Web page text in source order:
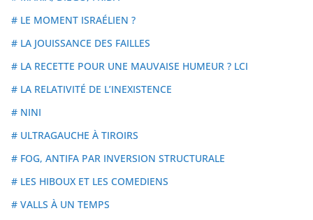
# LE MOMENT ISRAÉLIEN ?
# LA JOUISSANCE DES FAILLES
# LA RECETTE POUR UNE MAUVAISE HUMEUR ? LCI
# LA RELATIVITÉ DE L’INEXISTENCE
# NINI
# ULTRAGAUCHE À TIROIRS
# FOG, ANTIFA PAR INVERSION STRUCTURALE
# LES HIBOUX ET LES COMEDIENS
# VALLS À UN TEMPS